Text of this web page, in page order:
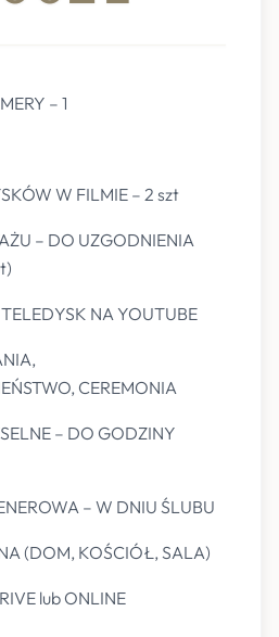
– 1
W FILMIE – 2 szt
– DO UZGODNIENIA
NA YOUTUBE
CEREMONIA
– DO GODZINY
– W DNIU ŚLUBU
(DOM, KOŚCIÓŁ, SALA)
lub ONLINE